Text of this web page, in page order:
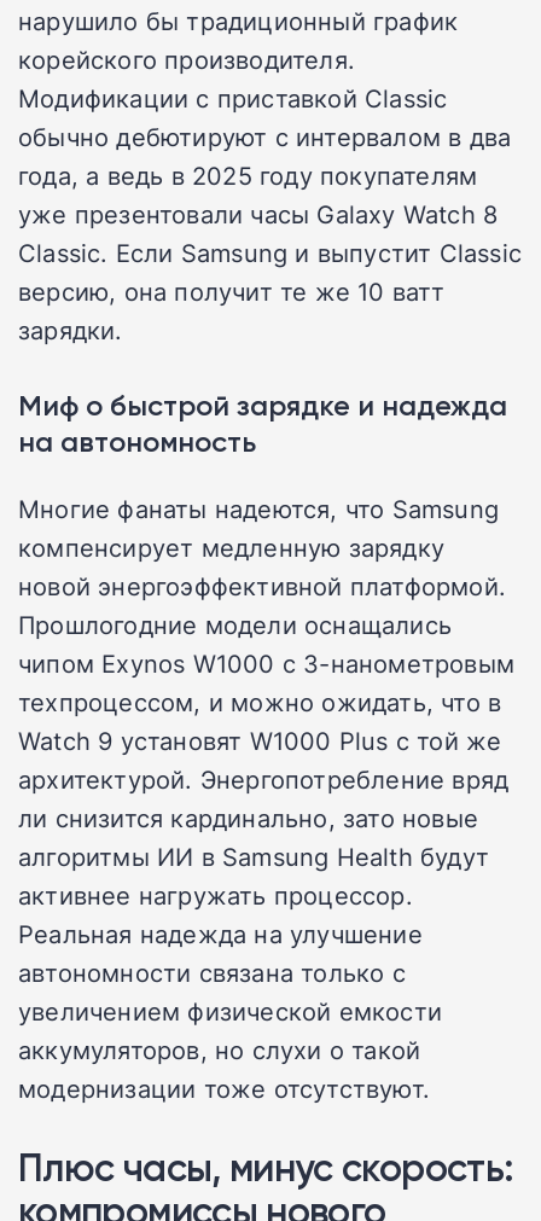
нарушило бы традиционный график
корейского производителя.
Модификации с приставкой Classic
обычно дебютируют с интервалом в два
года, а ведь в 2025 году покупателям
уже презентовали часы Galaxy Watch 8
Classic. Если Samsung и выпустит Classic
версию, она получит те же 10 ватт
зарядки.
Миф о быстрой зарядке и надежда
на автономность
Многие фанаты надеются, что Samsung
компенсирует медленную зарядку
новой энергоэффективной платформой.
Прошлогодние модели оснащались
чипом Exynos W1000 с 3-нанометровым
техпроцессом, и можно ожидать, что в
Watch 9 установят W1000 Plus с той же
архитектурой. Энергопотребление вряд
ли снизится кардинально, зато новые
алгоритмы ИИ в Samsung Health будут
активнее нагружать процессор.
Реальная надежда на улучшение
автономности связана только с
увеличением физической емкости
аккумуляторов, но слухи о такой
модернизации тоже отсутствуют.
Плюс часы, минус скорость:
компромиссы нового